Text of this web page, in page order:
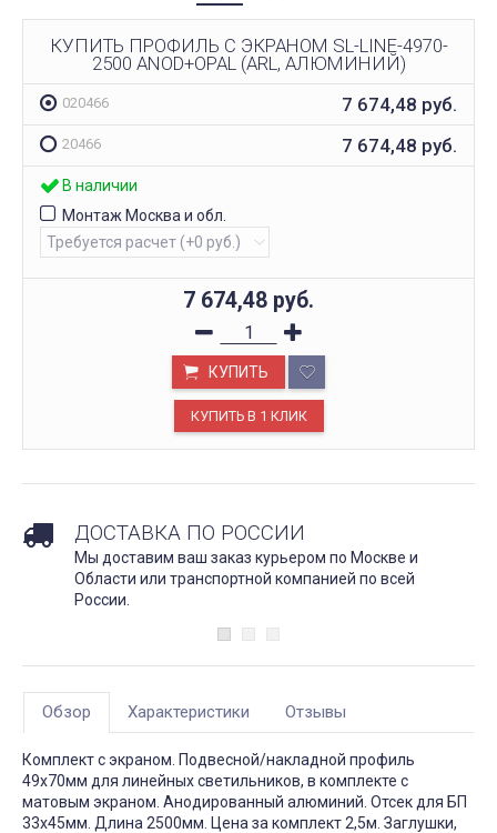
КУПИТЬ ПРОФИЛЬ С ЭКРАНОМ SL-LINE-4970-
2500 ANOD+OPAL (ARL, АЛЮМИНИЙ)
020466 7 674,48 руб.
20466 7 674,48 руб.
В наличии
Монтаж Москва и обл.
7 674,48 руб.
КУПИТЬ
ДОСТАВКА ПО РОССИИ
Мы доставим ваш заказ курьером по Москве и
Области или транспортной компанией по всей
России.
Обзор Характеристики Отзывы
Комплект с экраном. Подвесной/накладной профиль
49х70мм для линейных светильников, в комплекте с
матовым экраном. Анодированный алюминий. Отсек для БП
33х45мм. Длина 2500мм. Цена за комплект 2,5м. Заглушки,